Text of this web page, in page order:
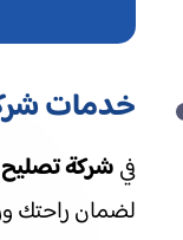
خدمات
فيشركة
لضمان راحتك